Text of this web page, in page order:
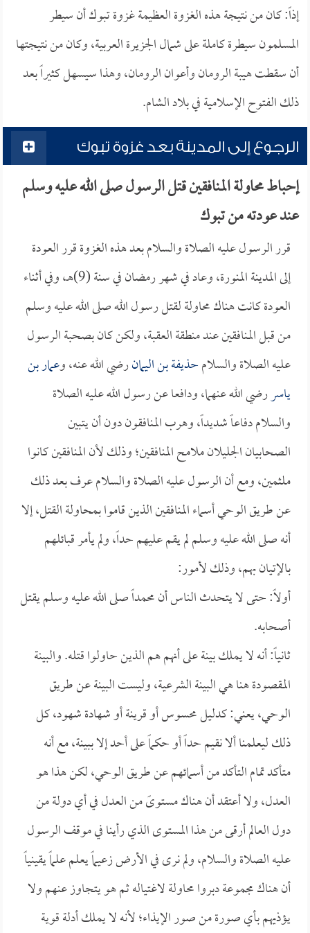
إذاً: كان من نتيجة هذه الغزوة العظيمة غزوة تبوك أن سيطر
المسلمون سيطرة كاملة على شمال الجزيرة العربية، وكان من نتيجتها
أن سقطت هيبة الرومان وأعوان الرومان، وهذا سيسهل كثيراً بعد
ذلك الفتوح الإسلامية في بلاد الشام.
الرجوع إلى المدينة بعد غزوة تبوك
إحباط محاولة المنافقين قتل الرسول صلى الله عليه وسلم
عند عودته من تبوك
قرر الرسول عليه الصلاة والسلام بعد هذه الغزوة قرر العودة
إلى المدينة المنورة، وعاد في شهر رمضان في سنة (9)هـ، وفي أثناء
العودة كانت هناك محاولة لقتل رسول الله صلى الله عليه وسلم
من قبل المنافقين عند منطقة العقبة، ولكن كان بصحبة الرسول
عليه الصلاة والسلامحذيفة بن اليمانرضي الله عنه، وعمار بن
ياسررضي الله عنهما، ودافعا عن رسول الله عليه الصلاة
والسلام دفاعاً شديداً، وهرب المنافقون دون أن يتبين
الصحابيان الجليلان ملامح المنافقين؛ وذلك لأن المنافقين كانوا
ملثمين، ومع أن الرسول عليه الصلاة والسلام عرف بعد ذلك
عن طريق الوحي أسماء المنافقين الذين قاموا بمحاولة القتل، إلا
أنه صلى الله عليه وسلم لم يقم عليهم حداً، ولم يأمر قبائلهم
بالإتيان بهم، وذلك لأمور:
أولاً: حتى لا يتحدث الناس أن محمداً صلى الله عليه وسلم يقتل
أصحابه.
ثانياً: أنه لا يملك بينة على أنهم هم الذين حاولوا قتله. والبينة
المقصودة هنا هي البينة الشرعية، وليست البينة عن طريق
الوحي، يعني: كدليل محسوس أو قرينة أو شهادة شهود، كل
ذلك ليعلمنا ألا نقيم حداً أو حكماً على أحد إلا ببينة، مع أنه
متأكد تمام التأكد من أسمائهم عن طريق الوحي، لكن هذا هو
العدل، ولا أعتقد أن هناك مستوىً من العدل في أي دولة من
دول العالم أرقى من هذا المستوى الذي رأينا في موقف الرسول
عليه الصلاة والسلام، ولم نرى في الأرض زعيماً يعلم علماً يقينياً
أن هناك مجموعة دبروا محاولة لاغتياله ثم هو يتجاوز عنهم ولا
يؤذيهم بأي صورة من صور الإيذاء؛ لأنه لا يملك أدلة قوية